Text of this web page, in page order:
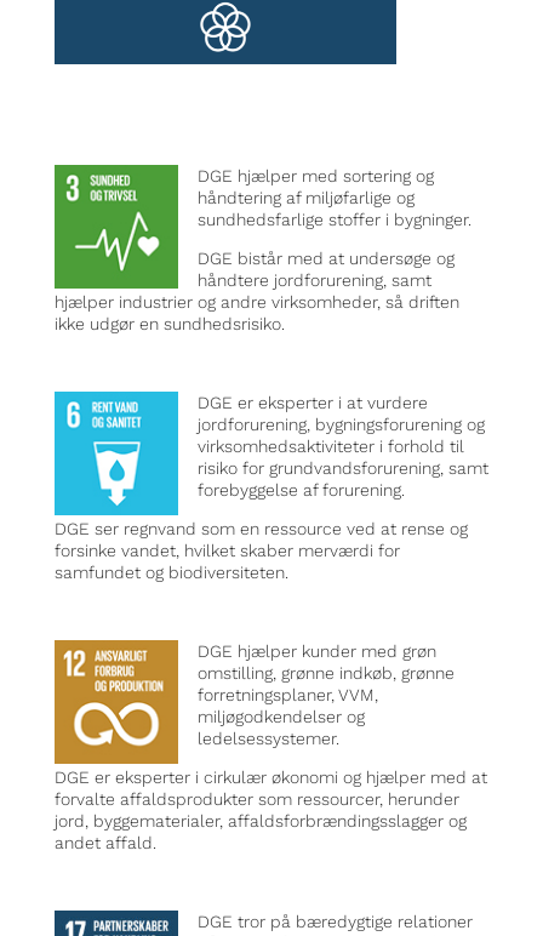
DGE hjælper med sortering og
håndtering af miljøfarlige og
sundhedsfarlige stoffer i bygninger.
DGE bistår med at undersøge og
håndtere jordforurening, samt
hjælper industrier og andre virksomheder, så driften
ikke udgør en sundhedsrisiko.
DGE er eksperter i at vurdere
jordforurening, bygningsforurening og
virksomhedsaktiviteter i forhold til
risiko for grundvandsforurening, samt
forebyggelse af forurening.
DGE ser regnvand som en ressource ved at rense og
forsinke vandet, hvilket skaber merværdi for
samfundet og biodiversiteten.
DGE hjælper kunder med grøn
omstilling, grønne indkøb, grønne
forretningsplaner, VVM,
miljøgodkendelser og
ledelsessystemer.
DGE er eksperter i cirkulær økonomi og hjælper med at
forvalte affaldsprodukter som ressourcer, herunder
jord, byggematerialer, affaldsforbrændingsslagger og
andet affald.
DGE tror på bæredygtige relationer